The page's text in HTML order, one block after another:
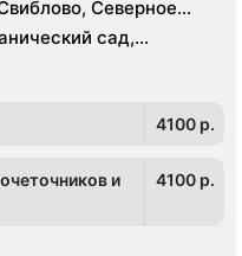
Северное
Ярославский
сад,
Ростокино,
4100 p.
и
4100 p.